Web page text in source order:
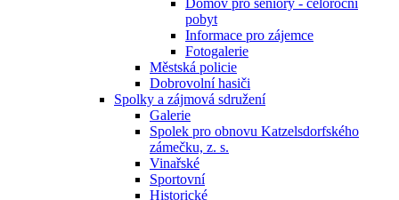
Domov pro seniory - celoroční
pobyt
Informace pro zájemce
Fotogalerie
Městská policie
Dobrovolní hasiči
Spolky a zájmová sdružení
Galerie
Spolek pro obnovu Katzelsdorfského
zámečku, z. s.
Vinařské
Sportovní
Historické